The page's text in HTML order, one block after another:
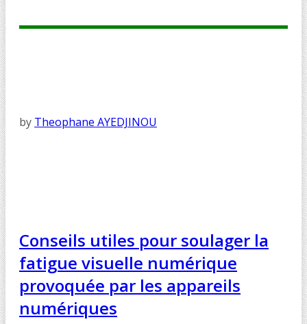
by Theophane AYEDJINOU
Conseils utiles pour soulager la
fatigue visuelle numérique
provoquée par les appareils
numériques